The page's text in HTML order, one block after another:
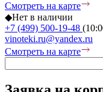
Смотреть на карте
◆Нет в наличии
+7 (499) 500-19-48
vinoteki.ru@yandex.ru
Смотреть на карте